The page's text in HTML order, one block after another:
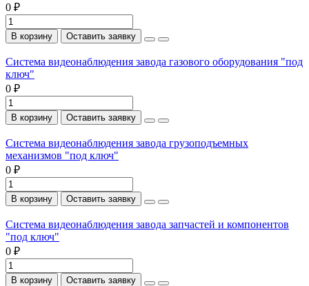
0 ₽
В корзину Оставить заявку
Система видеонаблюдения завода газового оборудования "под
ключ"
0 ₽
В корзину Оставить заявку
Система видеонаблюдения завода грузоподъемных
механизмов "под ключ"
0 ₽
В корзину Оставить заявку
Система видеонаблюдения завода запчастей и компонентов
"под ключ"
0 ₽
В корзину Оставить заявку